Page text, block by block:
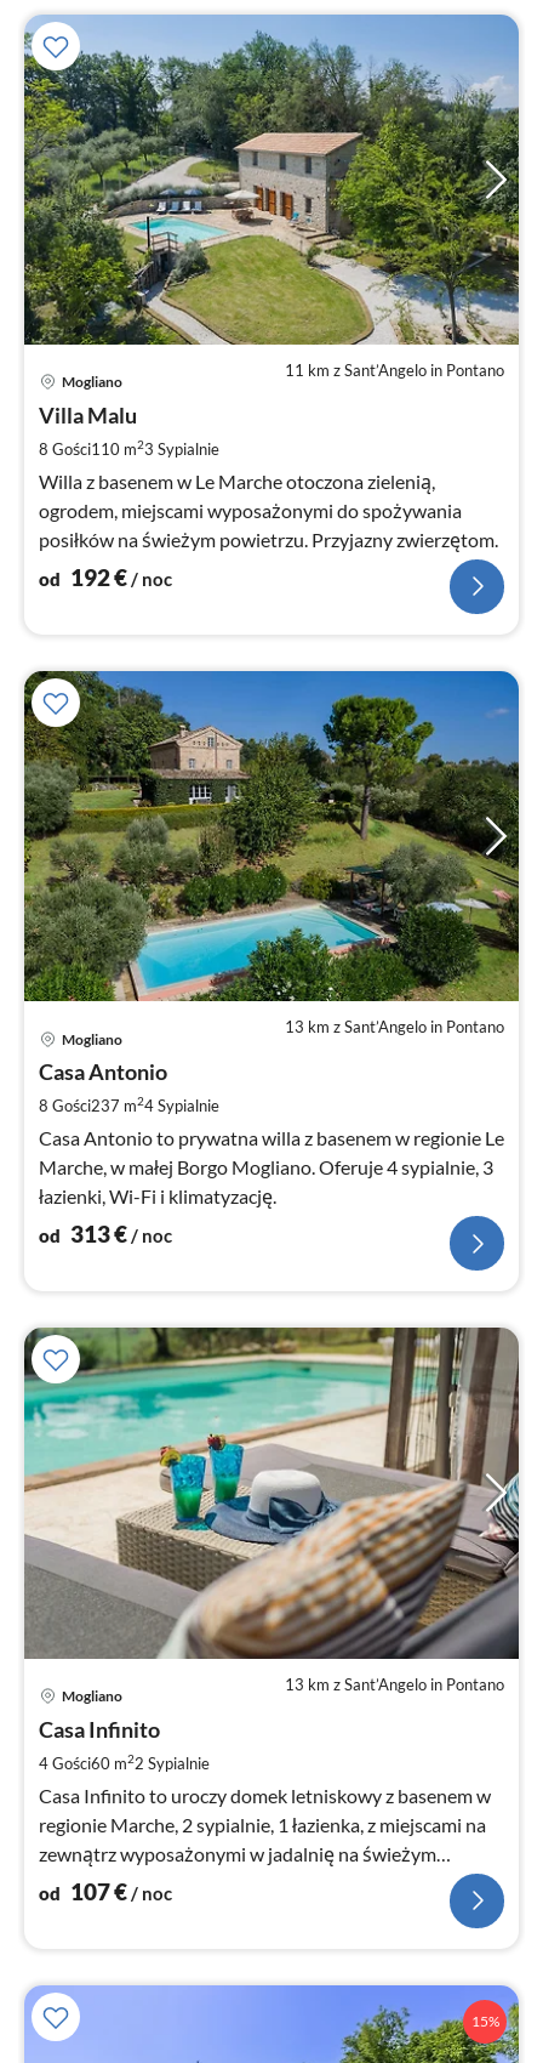
11 km z Sant’Angelo in Pontano
Mogliano
Villa Malu
8 Gości110 m23 Sypialnie
Willa z basenem w Le Marche otoczona zielenią,
ogrodem, miejscami wyposażonymi do spożywania
posiłków na świeżym powietrzu. Przyjazny zwierzętom.
od 192€/ noc
13 km z Sant’Angelo in Pontano
Mogliano
Casa Antonio
8 Gości237 m24Sypialnie
Casa Antonio to prywatna willa z basenem w regionie Le
Marche, w małej Borgo Mogliano. Oferuje 4 sypialnie, 3
łazienki, Wi-Fi i klimatyzację.
od 313€/ noc
13 km z Sant’Angelo in Pontano
Mogliano
Casa Infinito
4 Gości60 m22 Sypialnie
Casa Infinito to uroczy domek letniskowy z basenem w
regionie Marche, 2 sypialnie, 1 łazienka, z miejscami na
zewnątrz wyposażonymi w jadalnię na świeżym
powietrzu i małą werandę.
od 107€/ noc
15%